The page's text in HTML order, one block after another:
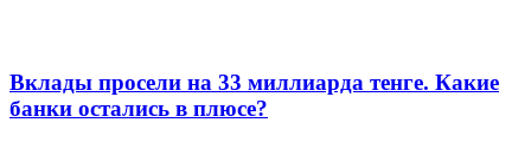
Вклады просели на 33 миллиарда тенге. Какие
банки остались в плюсе?